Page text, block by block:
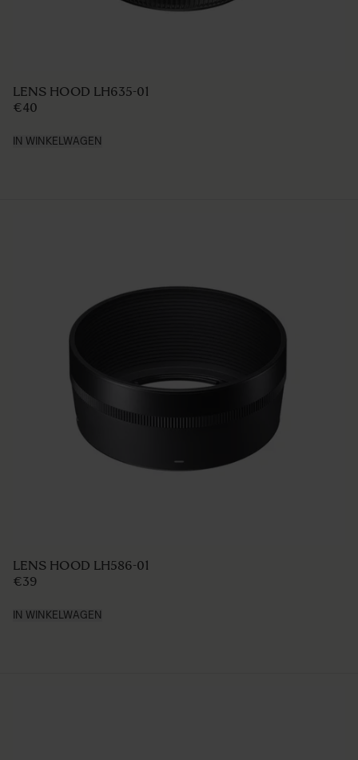
LENS HOOD LH635-01
€40
IN WINKELWAGEN
LENS HOOD LH586-01
€39
IN WINKELWAGEN